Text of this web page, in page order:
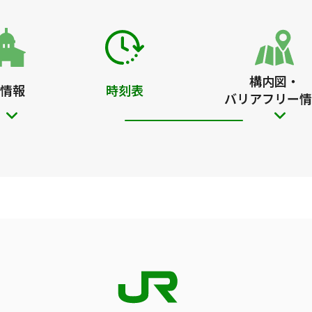
報 時刻表
構内図・
バリアフリー